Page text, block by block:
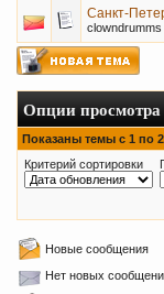
Санкт-
clowndrumms
Опции просмотра
Показаны темы с 1 по
Критерий сортировки
Новые сообщения
Нет новых